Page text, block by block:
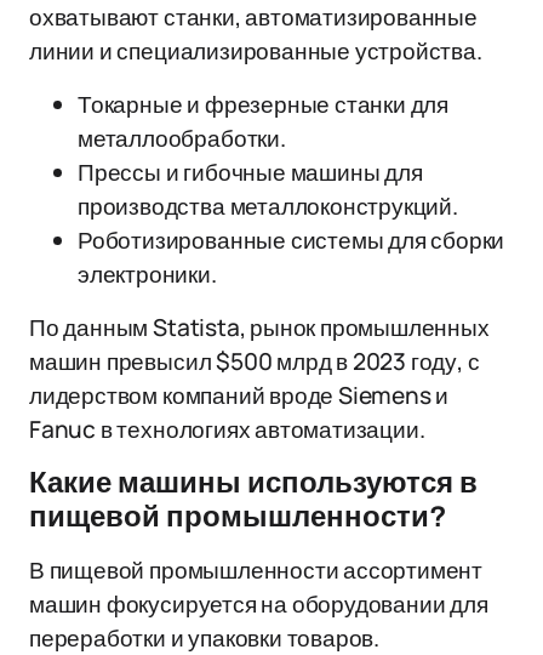
охватывают станки, автоматизированные
линии и специализированные устройства.
Токарные и фрезерные станки для
металлообработки.
Прессы и гибочные машины для
производства металлоконструкций.
Роботизированные системы для сборки
электроники.
По данным Statista, рынок промышленных
машин превысил $500 млрд в 2023 году, с
лидерством компаний вроде Siemens и
Fanuc в технологиях автоматизации.
Какие машины используются в
пищевой промышленности?
В пищевой промышленности ассортимент
машин фокусируется на оборудовании для
переработки и упаковки товаров.